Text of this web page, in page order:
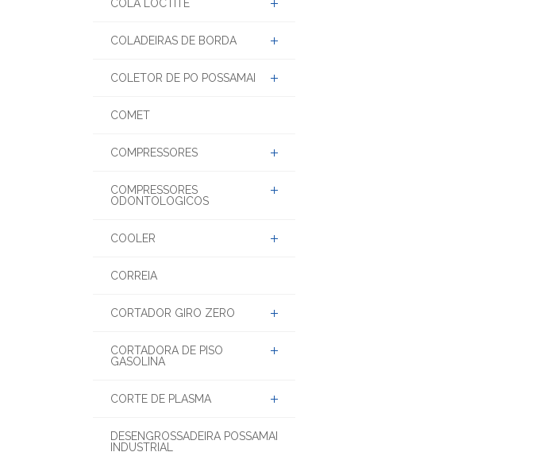
COLA LOCTITE
COLADEIRAS DE BORDA
COLETOR DE PO POSSAMAI
COMET
COMPRESSORES
COMPRESSORES
ODONTOLOGICOS
COOLER
CORREIA
CORTADOR GIRO ZERO
CORTADORA DE PISO
GASOLINA
CORTE DE PLASMA
DESENGROSSADEIRA POSSAMAI
INDUSTRIAL